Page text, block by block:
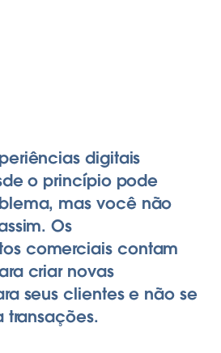
digitais
o princípio pode
mas você não
Os
comerciais contam
criar novas
seus clientes e não se
transações.